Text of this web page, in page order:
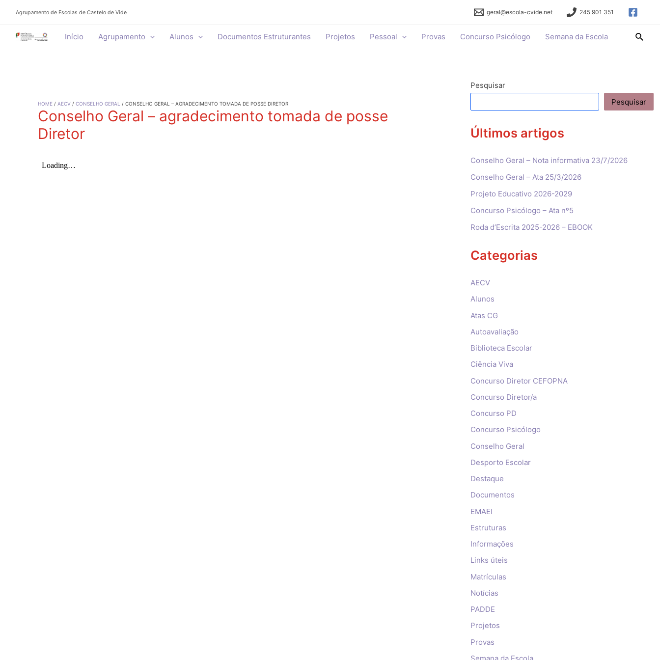
Agrupamento de Escolas de Castelo de Vide geral@escola-cvide.net 245 901 351
Início Agrupamento Alunos Documentos Estruturantes Projetos Pessoal Provas Concurso Psicólogo Semana da Escola
HOME AECV CONSELHO GERAL CONSELHO GERAL – AGRADECIMENTO TOMADA DE POSSE DIRETOR
Conselho Geral – agradecimento tomada de posse
Diretor
Pesquisar
Pesquisar
Últimos artigos
Conselho Geral – Nota informativa 23/7/2026
Conselho Geral – Ata 25/3/2026
Projeto Educativo 2026-2029
Concurso Psicólogo – Ata nº5
Roda d’Escrita 2025-2026 – EBOOK
Categorias
AECV
Alunos
Atas CG
Autoavaliação
Biblioteca Escolar
Ciência Viva
Concurso Diretor CEFOPNA
Concurso Diretor/a
Concurso PD
Concurso Psicólogo
Conselho Geral
Desporto Escolar
Destaque
Documentos
EMAEI
Estruturas
Informações
Links úteis
Matrículas
Notícias
PADDE
Projetos
Provas